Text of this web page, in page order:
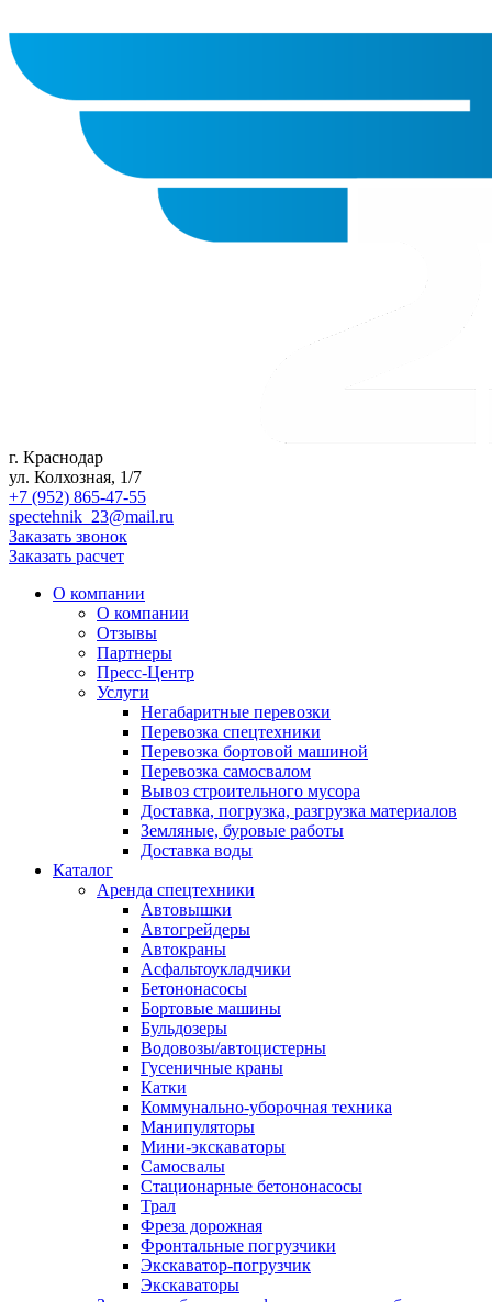
г. Краснодар
ул. Колхозная, 1/7
+7 (952) 865-47-55
spectehnik_23@mail.ru
Заказать звонок
Заказать расчет
О компании
О компании
Отзывы
Партнеры
Пресс-Центр
Услуги
Негабаритные перевозки
Перевозка спецтехники
Перевозка бортовой машиной
Перевозка самосвалом
Вывоз строительного мусора
Доставка, погрузка, разгрузка материалов
Земляные, буровые работы
Доставка воды
Каталог
Аренда спецтехники
Автовышки
Автогрейдеры
Автокраны
Асфальтоукладчики
Бетононасосы
Бортовые машины
Бульдозеры
Водовозы/автоцистерны
Гусеничные краны
Катки
Коммунально-уборочная техника
Манипуляторы
Мини-экскаваторы
Самосвалы
Стационарные бетононасосы
Трал
Фреза дорожная
Фронтальные погрузчики
Экскаватор-погрузчик
Экскаваторы